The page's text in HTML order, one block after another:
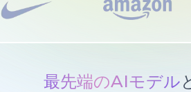
最先端のAIモデル